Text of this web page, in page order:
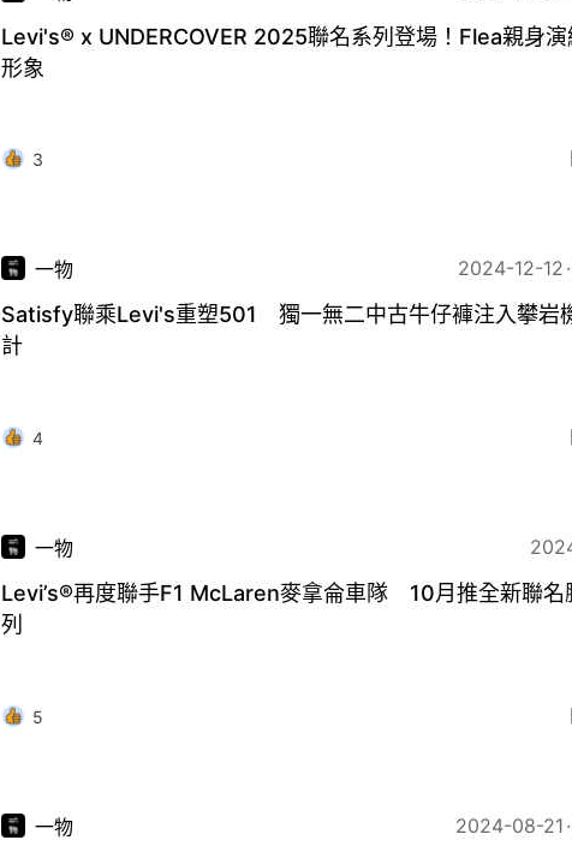
Levi's® x UNDERCOVER 2025聯名系列登場！Flea親身演
形象
3
一物 2024-12-12
Satisfy聯乘Levi's重塑501 獨一無二中古牛仔褲注入攀岩
計
4
一物
Levi’s®再度聯手F1 McLaren麥拿侖車隊 10月推全新聯名
列
5
一物 2024-08-21